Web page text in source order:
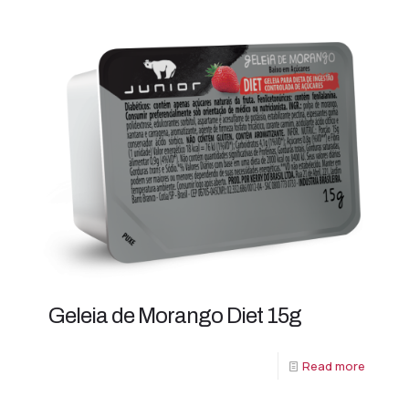
Geleia de Morango Diet 15g
Read more